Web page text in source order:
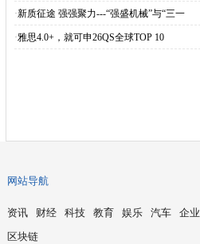
·新质征途 强强聚力---“强盛机械”与“三一
·雅思4.0+，就可申26QS全球TOP 10
网站导航
资讯 财经 科技 教育 娱乐 汽车 企业
区块链